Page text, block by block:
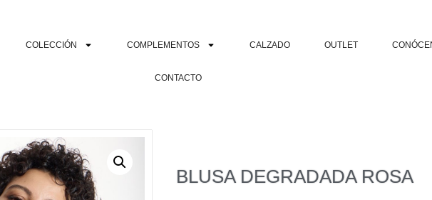
COLECCIÓN COMPLEMENTOS CALZADO OUTLET
CONTACTO
BLUSA DEGRADADA ROSA